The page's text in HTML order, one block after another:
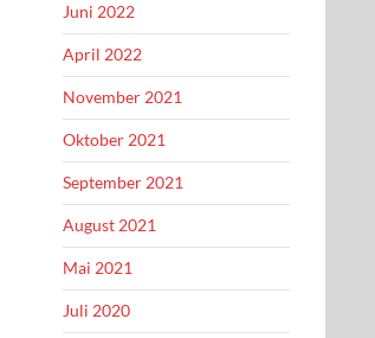
Juni 2022
April 2022
November 2021
Oktober 2021
September 2021
August 2021
Mai 2021
Juli 2020